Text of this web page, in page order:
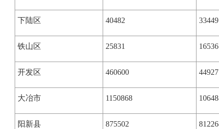
下陆区 40482 33449
铁山区 25831 16536
开发区 460600
大冶市 1150868
阳新县 875502